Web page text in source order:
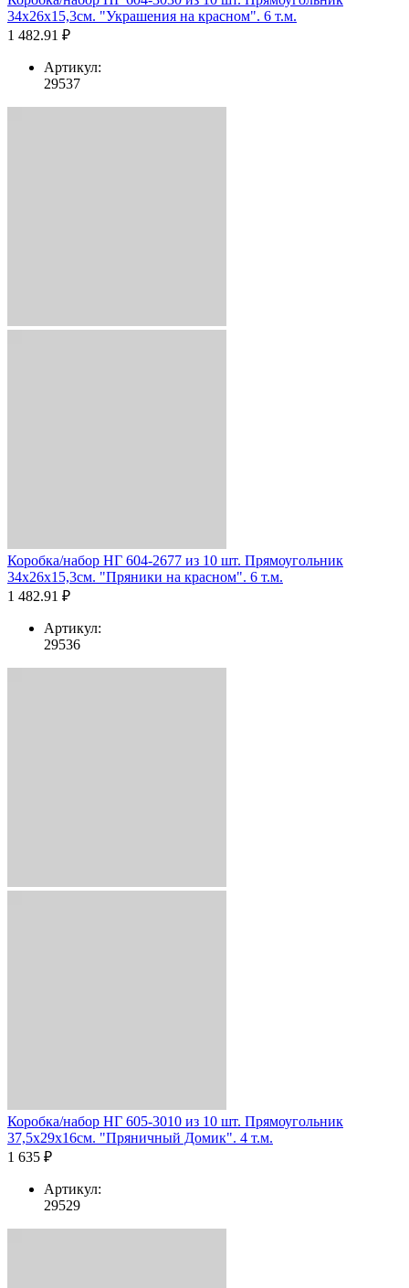
34х26х15,3см. "Украшения на красном". 6 т.м.
1 482.91 ₽
Артикул:
29537
Коробка/набор НГ 604-2677 из 10 шт. Прямоугольник
34х26х15,3см. "Пряники на красном". 6 т.м.
1 482.91 ₽
Артикул:
29536
Коробка/набор НГ 605-3010 из 10 шт. Прямоугольник
37,5х29х16см. "Пряничный Домик". 4 т.м.
1 635 ₽
Артикул:
29529